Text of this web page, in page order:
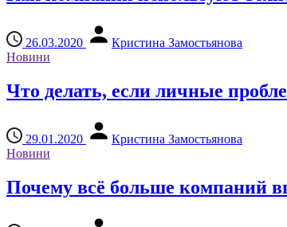
26.03.2020
Кристина Замостьянова
Новини
Что делать, если личные
29.01.2020
Кристина Замостьянова
Новини
Почему всё больше компаний